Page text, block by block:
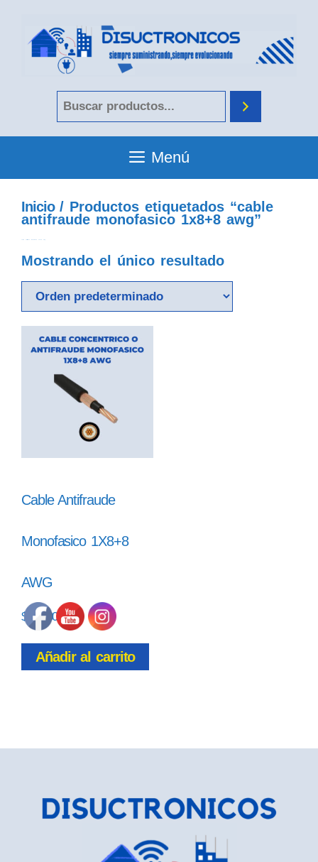
Menú
Inicio/ Productos etiquetados “cable
antifraude monofasico 1x8+8 awg”
Mostrando el único resultado
Cable Antifraude
Monofasico 1X8+8
AWG
$ 26.500
Añadir al carrito